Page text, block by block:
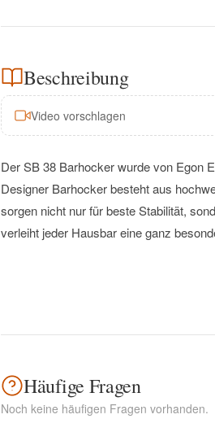
Beschreibung
Video vorschlagen
Der SB 38 Barhocker wurde von Egon
Designer Barhocker besteht aus
sorgen nicht nur für beste Stabilität,
verleiht jeder Hausbar eine ganz
Häufige Fragen
Noch keine häufigen Fragen vorhanden.